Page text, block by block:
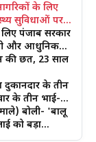
के लिए
सुविधाओं पर
पंजाब सरकार
और आधुनिक
की छत, 23 साल
दुकानदार के तीन
के तीन भाई-
बोली- 'बालू
को बड़ा